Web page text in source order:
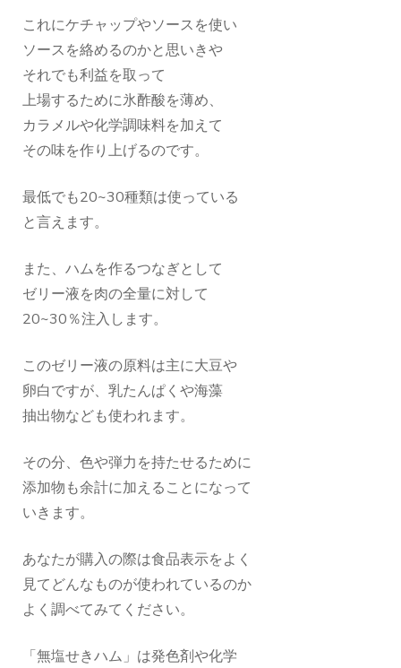
これにケチャップやソースを使い
ソースを絡めるのかと思いきや
それでも利益を取って
上場するために氷酢酸を薄め、
カラメルや化学調味料を加えて
その味を作り上げるのです。
最低でも20~30種類は使っている
と言えます。
また、ハムを作るつなぎとして
ゼリー液を肉の全量に対して
20~30％注入します。
このゼリー液の原料は主に大豆や
卵白ですが、乳たんぱくや海藻
抽出物なども使われます。
その分、色や弾力を持たせるために
添加物も余計に加えることになって
いきます。
あなたが購入の際は食品表示をよく
見てどんなものが使われているのか
よく調べてみてください。
「無塩せきハム」は発色剤や化学